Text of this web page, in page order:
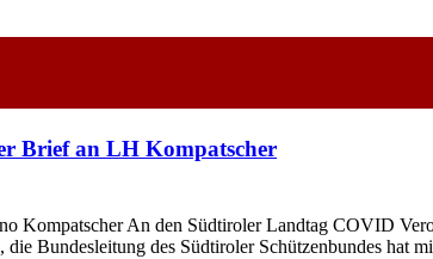
Brief an LH Kompatscher
Kompatscher An den Südtiroler Landtag COVID
die Bundesleitung des Südtiroler Schützenbundes hat